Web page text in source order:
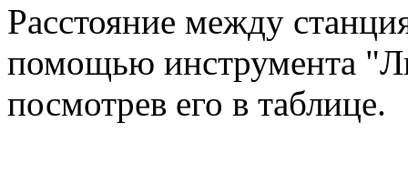
Расстояние между
помощью инструмента
посмотрев его в таблице.